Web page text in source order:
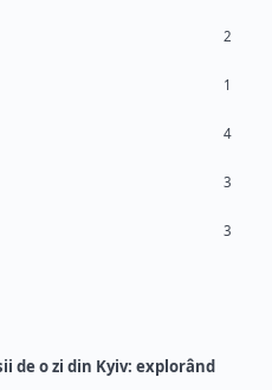
2
1
4
3
3
de o zi din Kyiv: explorând